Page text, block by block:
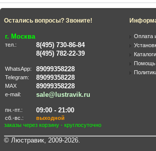
Остались вопросы? Звоните!
г. Москва
тел.:
8(495) 730-86-84
8(495) 782-22-39
WhatsApp: 89099358228
Telegram: 89099358228
MAX 89099358228
e-mail: sale@lustravik.ru
пн.-пт.: 09:00 - 21:00
сб.-вс.:
выходной
заказы через корзину - круглосуточно
Оплата
Помощь
© Люстравик, 2009-2026.